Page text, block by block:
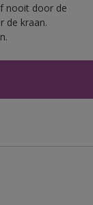
nooit door de
de kraan.